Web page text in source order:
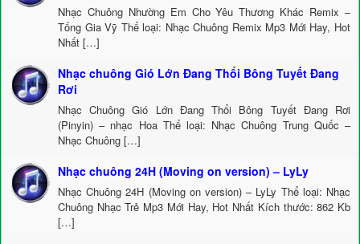
Nhạc Chuông Nhường Em Cho Yêu Thương Khác Remix –
Tống Gia Vỹ Thể loại: Nhạc Chuông Remix Mp3 Mới Hay, Hot
Nhất […]
Nhạc chuông Gió Lớn Đang Thổi Bông Tuyết Đang
Rơi
Nhạc Chuông Gió Lớn Đang Thổi Bông Tuyết Đang Rơi
(Pinyin) – nhạc Hoa Thể loại: Nhạc Chuông Trung Quốc –
Nhạc Chuông […]
Nhạc chuông 24H (Moving on version) – LyLy
Nhạc Chuông 24H (Moving on version) – LyLy Thể loại: Nhạc
Chuông Nhạc Trẻ Mp3 Mới Hay, Hot Nhất Kích thước: 862 Kb
[…]